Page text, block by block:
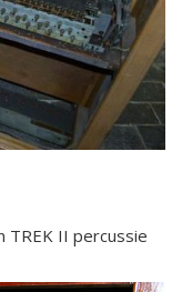
TREK II percussie